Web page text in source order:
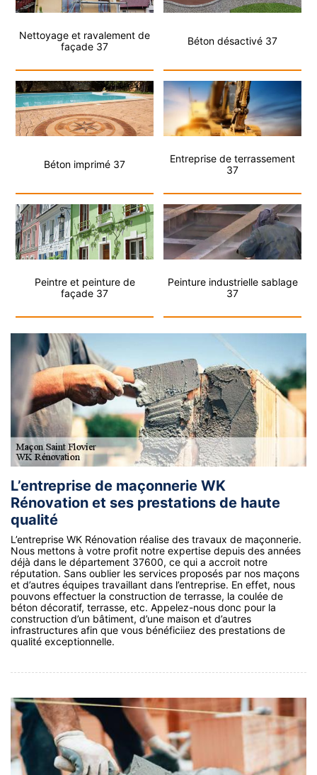
Nettoyage et ravalement de
façade 37
Béton désactivé 37
Béton imprimé 37
Entreprise de terrassement
37
Peintre et peinture de
façade 37
Peinture industrielle sablage
37
L’entreprise de maçonnerie WK
Rénovation et ses prestations de haute
qualité
L’entreprise WK Rénovation réalise des travaux de maçonnerie.
Nous mettons à votre profit notre expertise depuis des années
déjà dans le département 37600, ce qui a accroit notre
réputation. Sans oublier les services proposés par nos maçons
et d’autres équipes travaillant dans l’entreprise. En effet, nous
pouvons effectuer la construction de terrasse, la coulée de
béton décoratif, terrasse, etc. Appelez-nous donc pour la
construction d’un bâtiment, d’une maison et d’autres
infrastructures afin que vous bénéficiiez des prestations de
qualité exceptionnelle.